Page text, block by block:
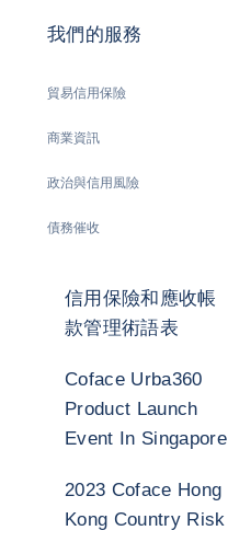
我們的服務
貿易信用保險
商業資訊
政治與信用風險
債務催收
信用保險和應收帳
款管理術語表
Coface Urba360
Product Launch
Event In Singapore
2023 Coface Hong
Kong Country Risk